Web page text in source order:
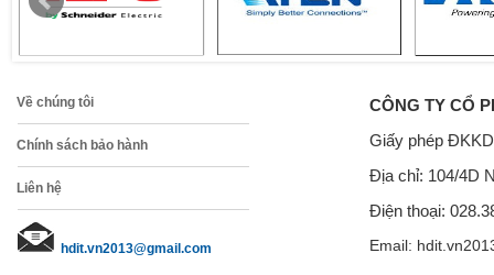
Về chúng tôi
Chính sách bảo hành
Liên hệ
hdit.vn2013@gmail.com
CÔNG TY CỔ
Giấy phép
Địa chỉ: 104/4D
Điện thoại:
Email: